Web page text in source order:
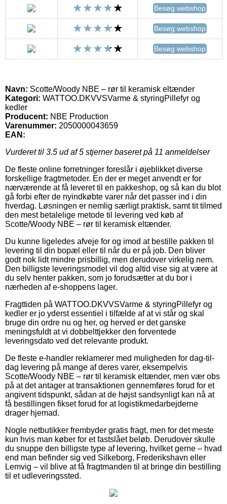
Besøg webshop
Besøg webshop
Besøg webshop
Navn: Scotte/Woody NBE – rør til keramisk eltænder
Kategori: WATTOO.DKVVSVarme & styringPillefyr og
kedler
Producent: NBE Production
Varenummer: 2050000043659
EAN:
Vurderet til 3.5 ud af 5 stjerner baseret på 11 anmeldelser
De fleste online forretninger foreslår i øjeblikket diverse
forskellige fragtmetoder. En der er meget anvendt er for
nærværende at få leveret til en pakkeshop, og så kan du blot
gå forbi efter de nyindkøbte varer når det passer ind i din
hverdag. Løsningen er nemlig særligt praktisk, samt tit tilmed
den mest betalelige metode til levering ved køb af
Scotte/Woody NBE – rør til keramisk eltænder.
Du kunne ligeledes afveje for og imod at bestille pakken til
levering til din bopæl eller til når du er på job. Den bliver
godt nok lidt mindre prisbillig, men derudover virkelig nem.
Den billigste leveringsmodel vil dog altid vise sig at være at
du selv henter pakken, som jo forudsætter at du bor i
nærheden af e-shoppens lager.
Fragttiden på WATTOO.DKVVSVarme & styringPillefyr og
kedler er jo yderst essentiel i tilfælde af at vi står og skal
bruge din ordre nu og her, og herved er det ganske
meningsfuldt at vi dobbelttjekker den forventede
leveringsdato ved det relevante produkt.
De fleste e-handler reklamerer med muligheden for dag-til-
dag levering på mange af deres varer, eksempelvis
Scotte/Woody NBE – rør til keramisk eltænder, men vær obs
på at det antager at transaktionen gennemføres forud for et
angivent tidspunkt, sådan at de højst sandsynligt kan nå at
få bestillingen fikset forud for at logistikmedarbejderne
drager hjemad.
Nogle netbutikker frembyder gratis fragt, men for det meste
kun hvis man køber for et fastslået beløb. Derudover skulle
du snuppe den billigste type af levering, hvilket gerne – hvad
end man befinder sig ved Silkeborg, Frederikshavn eller
Lemvig – vil blive at få fragtmanden til at bringe din bestilling
til et udleveringssted.